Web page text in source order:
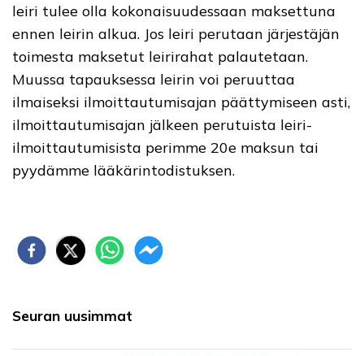
leiri tulee olla kokonaisuudessaan maksettuna
ennen leirin alkua. Jos leiri perutaan järjestäjän
toimesta maksetut leirirahat palautetaan.
Muussa tapauksessa leirin voi peruuttaa
ilmaiseksi ilmoittautumisajan päättymiseen asti,
ilmoittautumisajan jälkeen perutuista leiri-
ilmoittautumisista perimme 20e maksun tai
pyydämme lääkärintodistuksen.
Seuran uusimmat